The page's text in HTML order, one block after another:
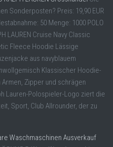
Sonderposten? Preis: 19,90 EUR
50 Menge: 1000 POLO
LAUREN Cruise Navy Classic
Fleece Hoodie Lässige
aus navyblauem
Klassischer Hoodie-
Zipper und schrägen
Lauren-Polospieler-Logo ziert die
Sport, Club Allrounder, der zu
Waschmaschinen Ausverkauf